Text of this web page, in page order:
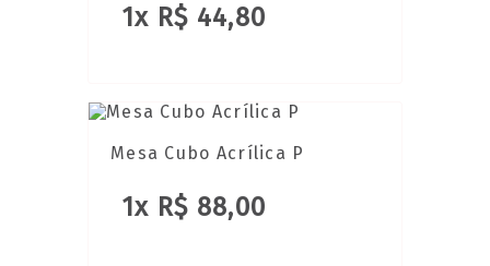
1x R$ 44,80
Mesa Cubo Acrílica P
1x R$ 88,00